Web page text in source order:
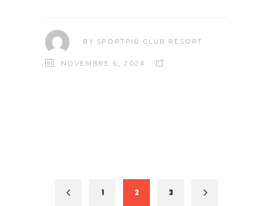
BY SPORTPIÙ CLUB RESORT
NOVEMBRE 6, 2024
1 2 3